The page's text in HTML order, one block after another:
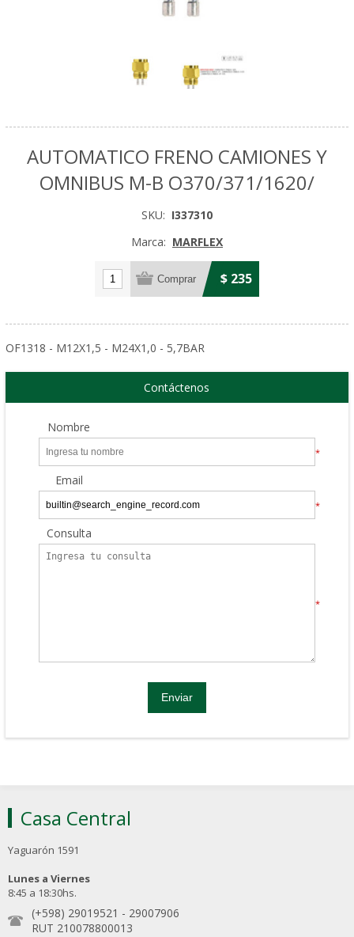
AUTOMATICO FRENO CAMIONES Y
OMNIBUS M-B O370/371/1620/
SKU: I337310
Marca: MARFLEX
$ 235
OF1318 - M12X1,5 - M24X1,0 - 5,7BAR
Contáctenos
Nombre
*
Email
*
Consulta
*
Casa Central
Yaguarón 1591
Lunes a Viernes
8:45 a 18:30hs.
(+598) 29019521 - 29007906
RUT 210078800013